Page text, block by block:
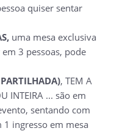
quiser sentar
uma mesa exclusiva
3 pessoas, pode
, TEM A
INTEIRA ... são em
sentando com
ingresso em mesa